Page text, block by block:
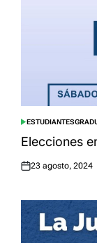
POSTED
IN
ESTUDIANTES
Elecciones
Posted
23 agosto, 2024